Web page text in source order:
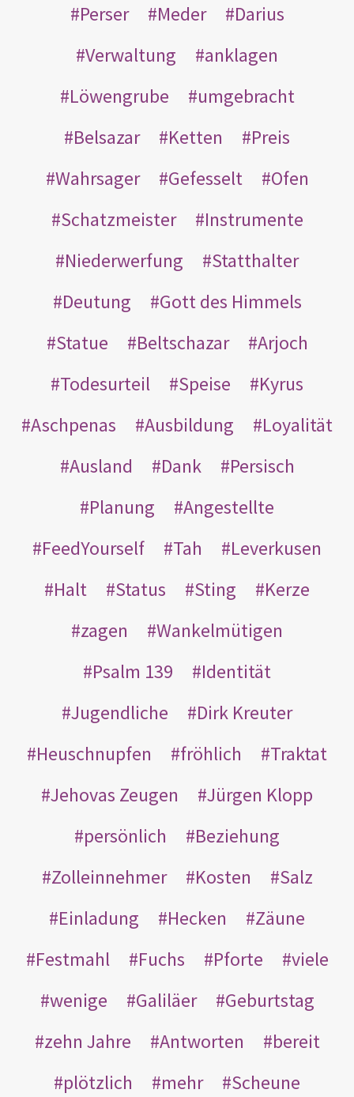
Perser
Meder
Darius
Verwaltung
anklagen
Löwengrube
umgebracht
Belsazar
Ketten
Preis
Wahrsager
Gefesselt
Ofen
Schatzmeister
Instrumente
Niederwerfung
Statthalter
Deutung
Gott des Himmels
Statue
Beltschazar
Arjoch
Todesurteil
Speise
Kyrus
Aschpenas
Ausbildung
Loyalität
Ausland
Dank
Persisch
Planung
Angestellte
FeedYourself
Tah
Leverkusen
Halt
Status Sting
Kerze
zagen
Wankelmütigen
Psalm 139
Identität
Jugendliche
Dirk Kreuter
Heuschnupfen
fröhlich
Traktat
Jehovas Zeugen
Jürgen Klopp
persönlich
Beziehung
Zolleinnehmer
Kosten
Salz
Einladung
Hecken
Zäune
Festmahl
Fuchs Pforte
viele
wenige
Galiläer
Geburtstag
zehn Jahre
Antworten
bereit
plötzlich
mehr Scheune